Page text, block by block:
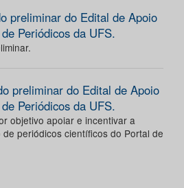
preliminar do Edital de Apoio
Periódicos da UFS.
preliminar do Edital de Apoio
Periódicos da UFS.
objetivo apoiar e incentivar a
periódicos científicos do Portal de